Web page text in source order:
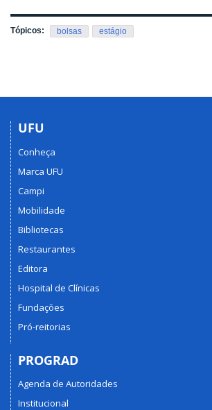
Tópicos: bolsas estágio
UFU
Conheça
Marca UFU
Campi
Mobilidade
Bibliotecas
Restaurantes
Editora
Hospital de Clínicas
Fundações
Pró-reitorias
PROGRAD
Agenda de Autoridades
Institucional